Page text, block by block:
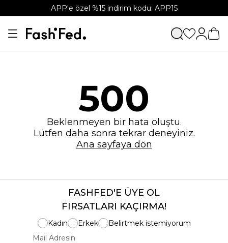
APP'e özel %15 indirim kodu: APP15
500
Beklenmeyen bir hata oluştu.
Lütfen daha sonra tekrar deneyiniz.
Ana sayfaya dön
FASHFED'E ÜYE OL
FIRSATLARI KAÇIRMA!
Kadın Erkek
Belirtmek istemiyorum
Mail Adresin